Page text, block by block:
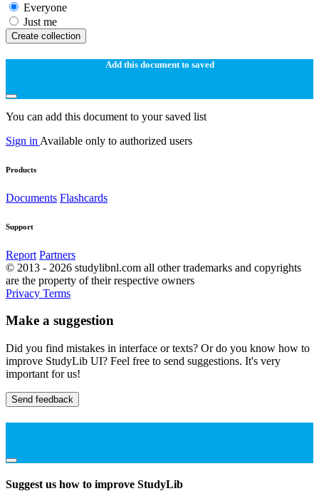
Everyone
Just me
Create collection
Add this document to saved
You can add this document to your saved list
Sign in Available only to authorized users
Products
Documents Flashcards
Support
Report Partners
© 2013 - 2026 studylibnl.com all other trademarks and copyrights
are the property of their respective owners
Privacy Terms
Make a suggestion
Did you find mistakes in interface or texts? Or do you know how to
improve StudyLib UI? Feel free to send suggestions. It's very
important for us!
Send feedback
Suggest us how to improve StudyLib